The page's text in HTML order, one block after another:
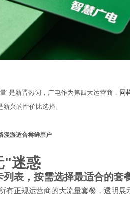
"是新晋热词，广电作为第四大运营商， 同
兴的性价比选择。
漫游适合尝鲜用户
"迷惑
列表，按需选择最适合的套
有正规运营商的大流量套餐，透明